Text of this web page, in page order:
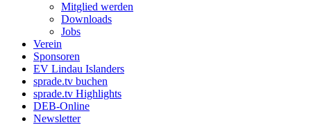
Mitglied werden
Downloads
Jobs
Verein
Sponsoren
EV Lindau Islanders
sprade.tv buchen
sprade.tv Highlights
DEB-Online
Newsletter